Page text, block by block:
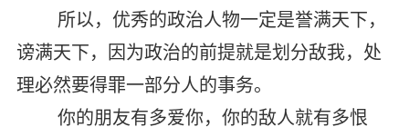
所以，优秀的政治人物一定是誉满天下，
谤满天下，因为政治的前提就是划分敌我，处
理必然要得罪一部分人的事务。
你的朋友有多爱你，你的敌人就有多恨